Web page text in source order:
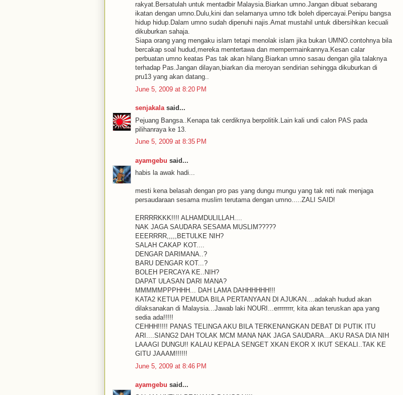
rakyat.Bersatulah untuk mentadbir Malaysia.Biarkan umno.Jangan dibuat sebarang
ikatan dengan umno.Dulu,kini dan selamanya umno tdk boleh dipercayai.Penipu bangsa
hidup hidup.Dalam umno sudah dipenuhi najis.Amat mustahil untuk dibersihkan kecuali
dikuburkan sahaja.
Siapa orang yang mengaku islam tetapi menolak islam jika bukan UMNO.contohnya bila
bercakap soal hudud,mereka mentertawa dan mempermainkannya.Kesan calar
perbuatan umno keatas Pas tak akan hilang.Biarkan umno sasau dengan gila talaknya
terhadap Pas.Jangan dilayan,biarkan dia meroyan sendirian sehingga dikuburkan di
pru13 yang akan datang..
June 5, 2009 at 8:20 PM
senjakalasaid...
Pejuang Bangsa..Kenapa tak cerdiknya berpolitik.Lain kali undi calon PAS pada
pilihanraya ke 13.
June 5, 2009 at 8:35 PM
ayamgebu said...
habis la awak hadi...
mesti kena belasah dengan pro pas yang dungu mungu yang tak reti nak menjaga
persaudaraan sesama muslim terutama dengan umno.....ZALI SAID!
ERRRRKKK!!!! ALHAMDULILLAH....
NAK JAGA SAUDARA SESAMA MUSLIM?????
EEERRRR,,,,,BETULKE NIH?
SALAH CAKAP KOT....
DENGAR DARIMANA..?
BARU DENGAR KOT...?
BOLEH PERCAYA KE..NIH?
DAPAT ULASAN DARI MANA?
MMMMMPPPHHH... DAH LAMA DAHHHHHH!!!
KATA2 KETUA PEMUDA BILA PERTANYAAN DI AJUKAN....adakah hudud akan
dilaksanakan di Malaysia...Jawab laki NOURI...errrrrrrr, kita akan teruskan apa yang
sedia ada!!!!!
CEHHH!!!!! PANAS TELINGA AKU BILA TERKENANGKAN DEBAT DI PUTIK ITU
ARI....SIANG2 DAH TOLAK MCM MANA NAK JAGA SAUDARA...AKU RASA DIA NIH
LAAAGI DUNGU!! KALAU KEPALA SENGET XKAN EKOR X IKUT SEKALI..TAK KE
GITU JAAAM!!!!!!
June 5, 2009 at 8:46 PM
ayamgebu said...